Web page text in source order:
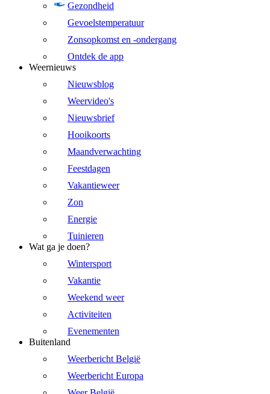
Gezondheid
Gevoelstemperatuur
Zonsopkomst en -ondergang
Ontdek de app
Weernieuws
Nieuwsblog
Weervideo's
Nieuwsbrief
Hooikoorts
Maandverwachting
Feestdagen
Vakantieweer
Zon
Energie
Tuinieren
Wat ga je doen?
Wintersport
Vakantie
Weekend weer
Activiteiten
Evenementen
Buitenland
Weerbericht België
Weerbericht Europa